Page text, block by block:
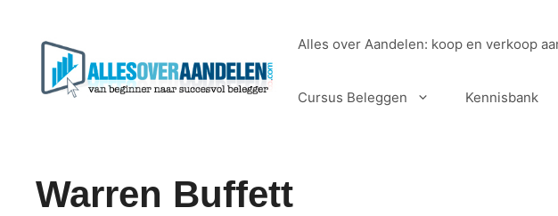
Alles over Aandelen: koop en verkoop
Cursus Beleggen Kennisbank
Warren Buffett